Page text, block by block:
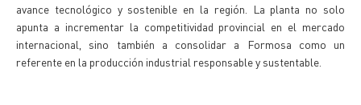
avance tecnológico y sostenible en la región. La planta no solo
apunta a incrementar la competitividad provincial en el mercado
internacional, sino también a consolidar a Formosa como un
referente en la producción industrial responsable y sustentable.